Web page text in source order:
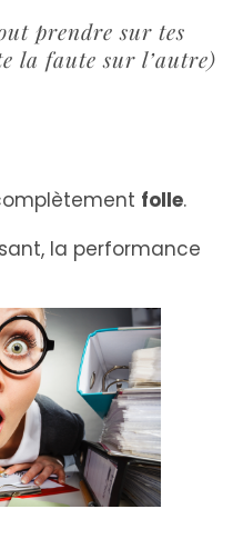
prendre sur tes
la faute sur l’autre)
folle.
la performance